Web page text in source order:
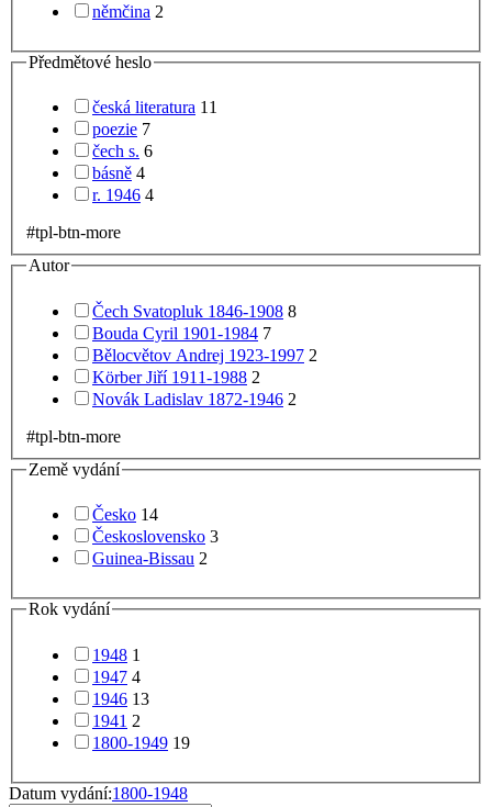
němčina 2
Předmětové heslo
česká literatura 11
poezie 7
čech s. 6
básně 4
r. 1946 4
#tpl-btn-more
Autor
Čech Svatopluk 1846-1908 8
Bouda Cyril 1901-1984 7
Bělocvětov Andrej 1923-1997 2
Körber Jiří 1911-1988 2
Novák Ladislav 1872-1946 2
#tpl-btn-more
Země vydání
Česko 14
Československo 3
Guinea-Bissau 2
Rok vydání
1948 1
1947 4
1946 13
1941 2
1800-1949 19
Datum vydání:1800-1948